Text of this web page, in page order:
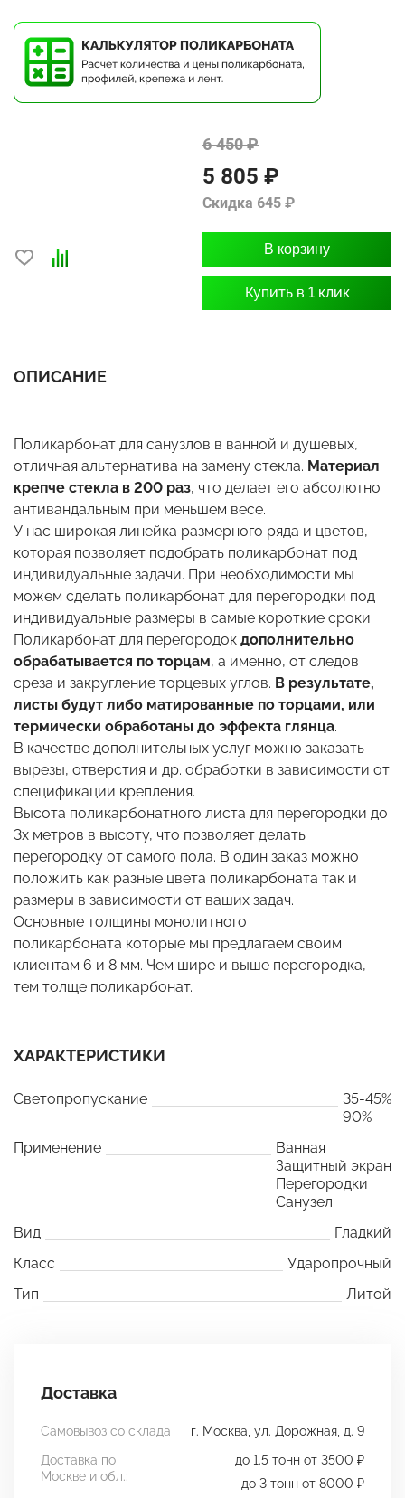
6 450 ₽
5 805 ₽
Скидка 645 ₽
В корзину
Купить в 1 клик
ОПИСАНИЕ
Поликарбонат для санузлов в ванной и душевых,
отличная альтернатива на замену стекла. Материал
крепче стекла в 200 раз, что делает его абсолютно
антивандальным при меньшем весе.
У нас широкая линейка размерного ряда и цветов,
которая позволяет подобрать поликарбонат под
индивидуальные задачи. При необходимости мы
можем сделать поликарбонат для перегородки под
индивидуальные размеры в самые короткие сроки.
Поликарбонат для перегородок дополнительно
обрабатывается по торцам, а именно, от следов
среза и закругление торцевых углов. В результате,
листы будут либо матированные по торцами, или
термически обработаны до эффекта глянца.
В качестве дополнительных услуг можно заказать
вырезы, отверстия и др. обработки в зависимости от
спецификации крепления.
Высота поликарбонатного листа для перегородки до
3х метров в высоту, что позволяет делать
перегородку от самого пола. В один заказ можно
положить как разные цвета поликарбоната так и
размеры в зависимости от ваших задач.
Основные толщины монолитного
поликарбоната которые мы предлагаем своим
клиентам 6 и 8 мм. Чем шире и выше перегородка,
тем толще поликарбонат.
ХАРАКТЕРИСТИКИ
Светопропускание
35-45%
90%
Применение
Ванная
Защитный экран
Перегородки
Санузел
Вид
Гладкий
Класс
Ударопрочный
Тип
Литой
Доставка
Самовывоз со склада
г. Москва, ул. Дорожная, д. 9
Доставка по
Москве и обл.:
до 1.5 тонн от 3500 ₽
до 3 тонн от 8000 ₽